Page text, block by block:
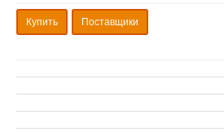
Купить Поставщики